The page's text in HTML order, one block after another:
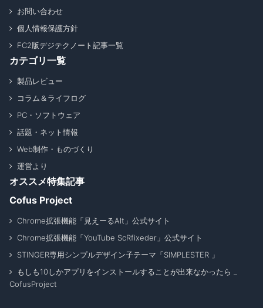
お問い合わせ
個人情報保護方針
FC2版デジテクノート記事一覧
カテゴリ一覧
製品レビュー
コラム＆ライフログ
PC・ソフトウェア
話題・ネット情報
Web制作・ものづくり
運営より
オススメ特集記事
Cofus Project
Chrome拡張機能「見えーるAlt」公式サイト
Chrome拡張機能「YouTube ScRfixeder」公式サイト
STINGER専用シンプルデザイン子テーマ「SIMPLESTER 」
もしも10しかアプリをインストールすることが出来なかったら _
CofusProject